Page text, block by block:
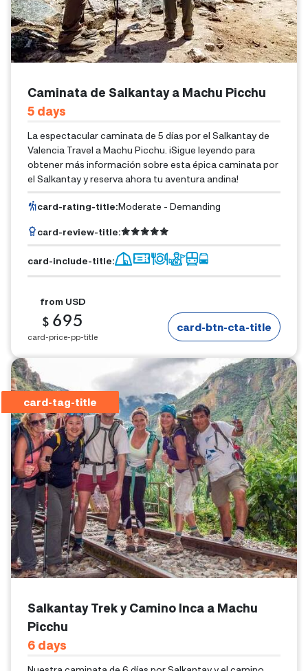
Caminata de Salkantay a Machu Picchu
5 Days
La espectacular caminata de 5 días por el Salkantay de
Valencia Travel a Machu Picchu. ¡Sigue leyendo para
obtener más información sobre esta épica caminata por
el Salkantay y reserva ahora tu aventura andina!
card-rating-title:Moderate - Demanding
card-review-title:
card-include-title:
from USD
$ 695
card-price-pp-title
card-btn-cta-title
card-tag-title
Salkantay Trek y Camino Inca a Machu
Picchu
6 Days